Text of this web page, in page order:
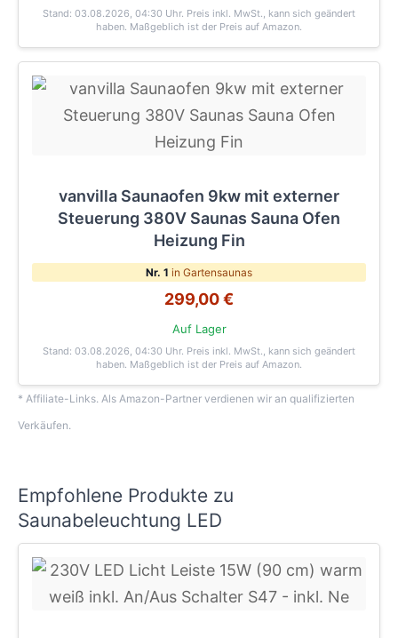
Stand: 03.08.2026, 04:30 Uhr. Preis inkl. MwSt., kann sich geändert
haben. Maßgeblich ist der Preis auf Amazon.
vanvilla Saunaofen 9kw mit externer
Steuerung 380V Saunas Sauna Ofen
Heizung Fin
Nr. 1 in Gartensaunas
299,00 €
Auf Lager
Stand: 03.08.2026, 04:30 Uhr. Preis inkl. MwSt., kann sich geändert
haben. Maßgeblich ist der Preis auf Amazon.
* Affiliate-Links. Als Amazon-Partner verdienen wir an qualifizierten
Verkäufen.
Empfohlene Produkte zu
Saunabeleuchtung LED